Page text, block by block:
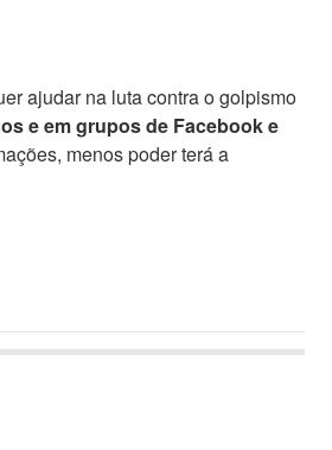
ajudar na luta contra o golpismo
e em grupos de Facebook e
menos poder terá a